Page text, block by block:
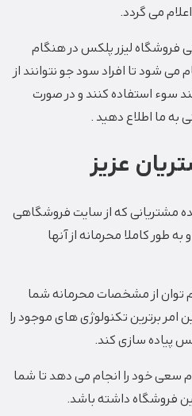
می گردد.
فروشگاه لیزر پلکس در هنگام
شود تا افراد سود جو نتوانند از
سوء استفاده کنند و در صورت
به ما اطلاع دهید .
عزیز
مشتریانی که از سایت فروشگاهی
طور کاملا محرمانه از آنها
توان از مشخصات محرمانه شما
امر برترین تکنولوژی های موجود را
پیاده سازی کند.
سعی خود را انجام می دهد تا شما
فروشگاه داشته باشد.